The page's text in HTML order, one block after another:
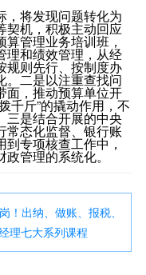
将发现问题转化为
契机，积极主动回应
管理业务培训班，
理和绩效管理，从经
规则先行、按制度办
。二是以注重查找问
面，推动预算单位开
千斤”的撬动作用，不
三是结合开展的中央
常态化监督、银行账
到专项核查工作中，
管理的系统化。
！出纳、做账、报税、
理七大系列课程